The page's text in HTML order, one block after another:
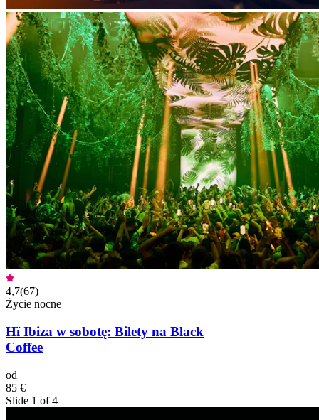
4,7(67)
Życie nocne
Hï Ibiza w sobotę: Bilety na Black
Coffee
od
85 €
Slide 1 of 4